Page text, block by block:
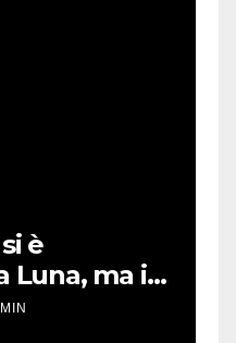
è
Luna, ma i
quasi tutti